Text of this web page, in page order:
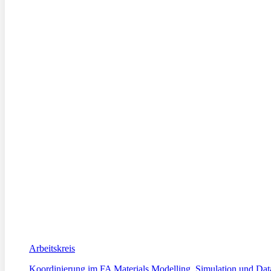
Arbeitskreis
Koordinierung im FA Materials Modelling, Simulation und